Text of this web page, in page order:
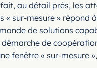
au détail près, les
sur-mesure »
de solutions
de
fenêtre « sur-